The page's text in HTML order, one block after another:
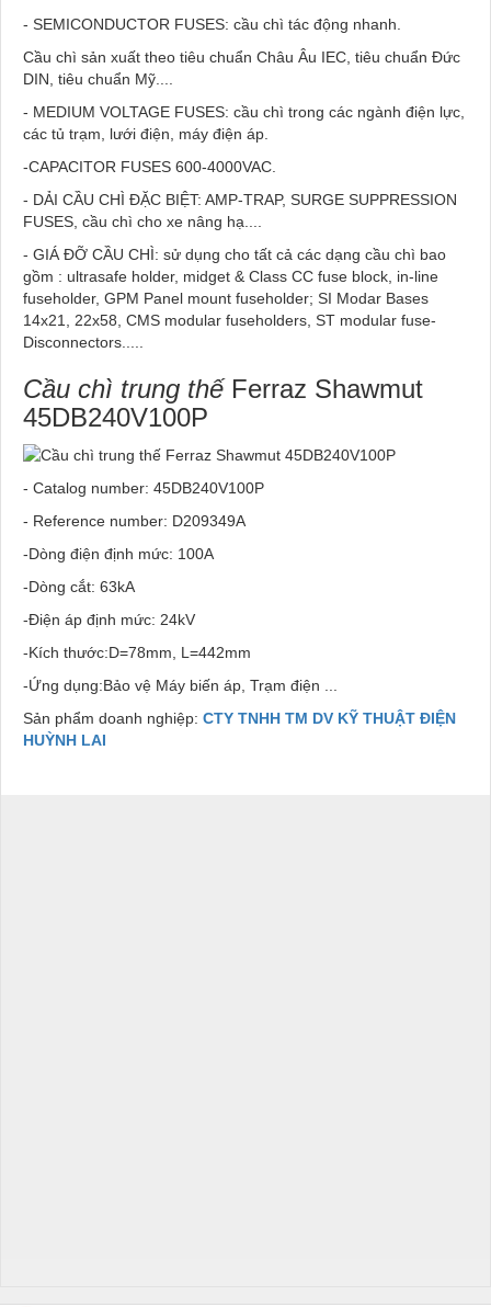
- SEMICONDUCTOR FUSES: cầu chì tác động nhanh.
Cầu chì sản xuất theo tiêu chuẩn Châu Âu IEC, tiêu chuẩn Đức
DIN, tiêu chuẩn Mỹ....
- MEDIUM VOLTAGE FUSES: cầu chì trong các ngành điện lực,
các tủ trạm, lưới điện, máy điện áp.
-CAPACITOR FUSES 600-4000VAC.
- DẢI CẦU CHÌ ĐẶC BIỆT: AMP-TRAP, SURGE SUPPRESSION
FUSES, cầu chì cho xe nâng hạ....
- GIÁ ĐỠ CẦU CHÌ: sử dụng cho tất cả các dạng cầu chì bao
gồm : ultrasafe holder, midget & Class CC fuse block, in-line
fuseholder, GPM Panel mount fuseholder; SI Modar Bases
14x21, 22x58, CMS modular fuseholders, ST modular fuse-
Disconnectors.....
Cầu chì trung thếFerraz Shawmut
45DB240V100P
- Catalog number: 45DB240V100P
- Reference number: D209349A
-Dòng điện định mức: 100A
-Dòng cắt: 63kA
-Điện áp định mức: 24kV
-Kích thước:D=78mm, L=442mm
-Ứng dụng:Bảo vệ Máy biến áp, Trạm điện ...
Sản phẩm doanh nghiệp: CTY TNHH TM DV KỸ THUẬT ĐIỆN
HUỲNH LAI